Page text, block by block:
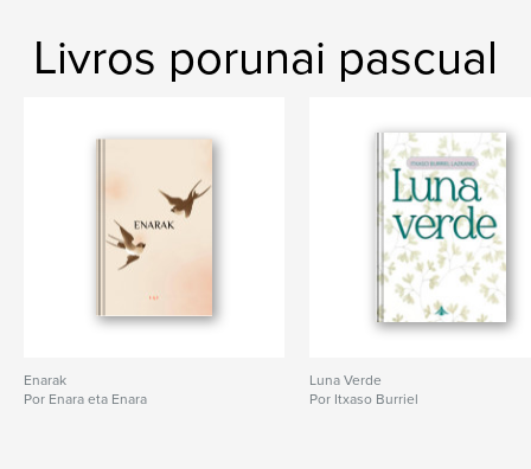
Livros porunai pascual
Enarak
Por Enara eta Enara
Luna Verde
Por Itxaso Burriel